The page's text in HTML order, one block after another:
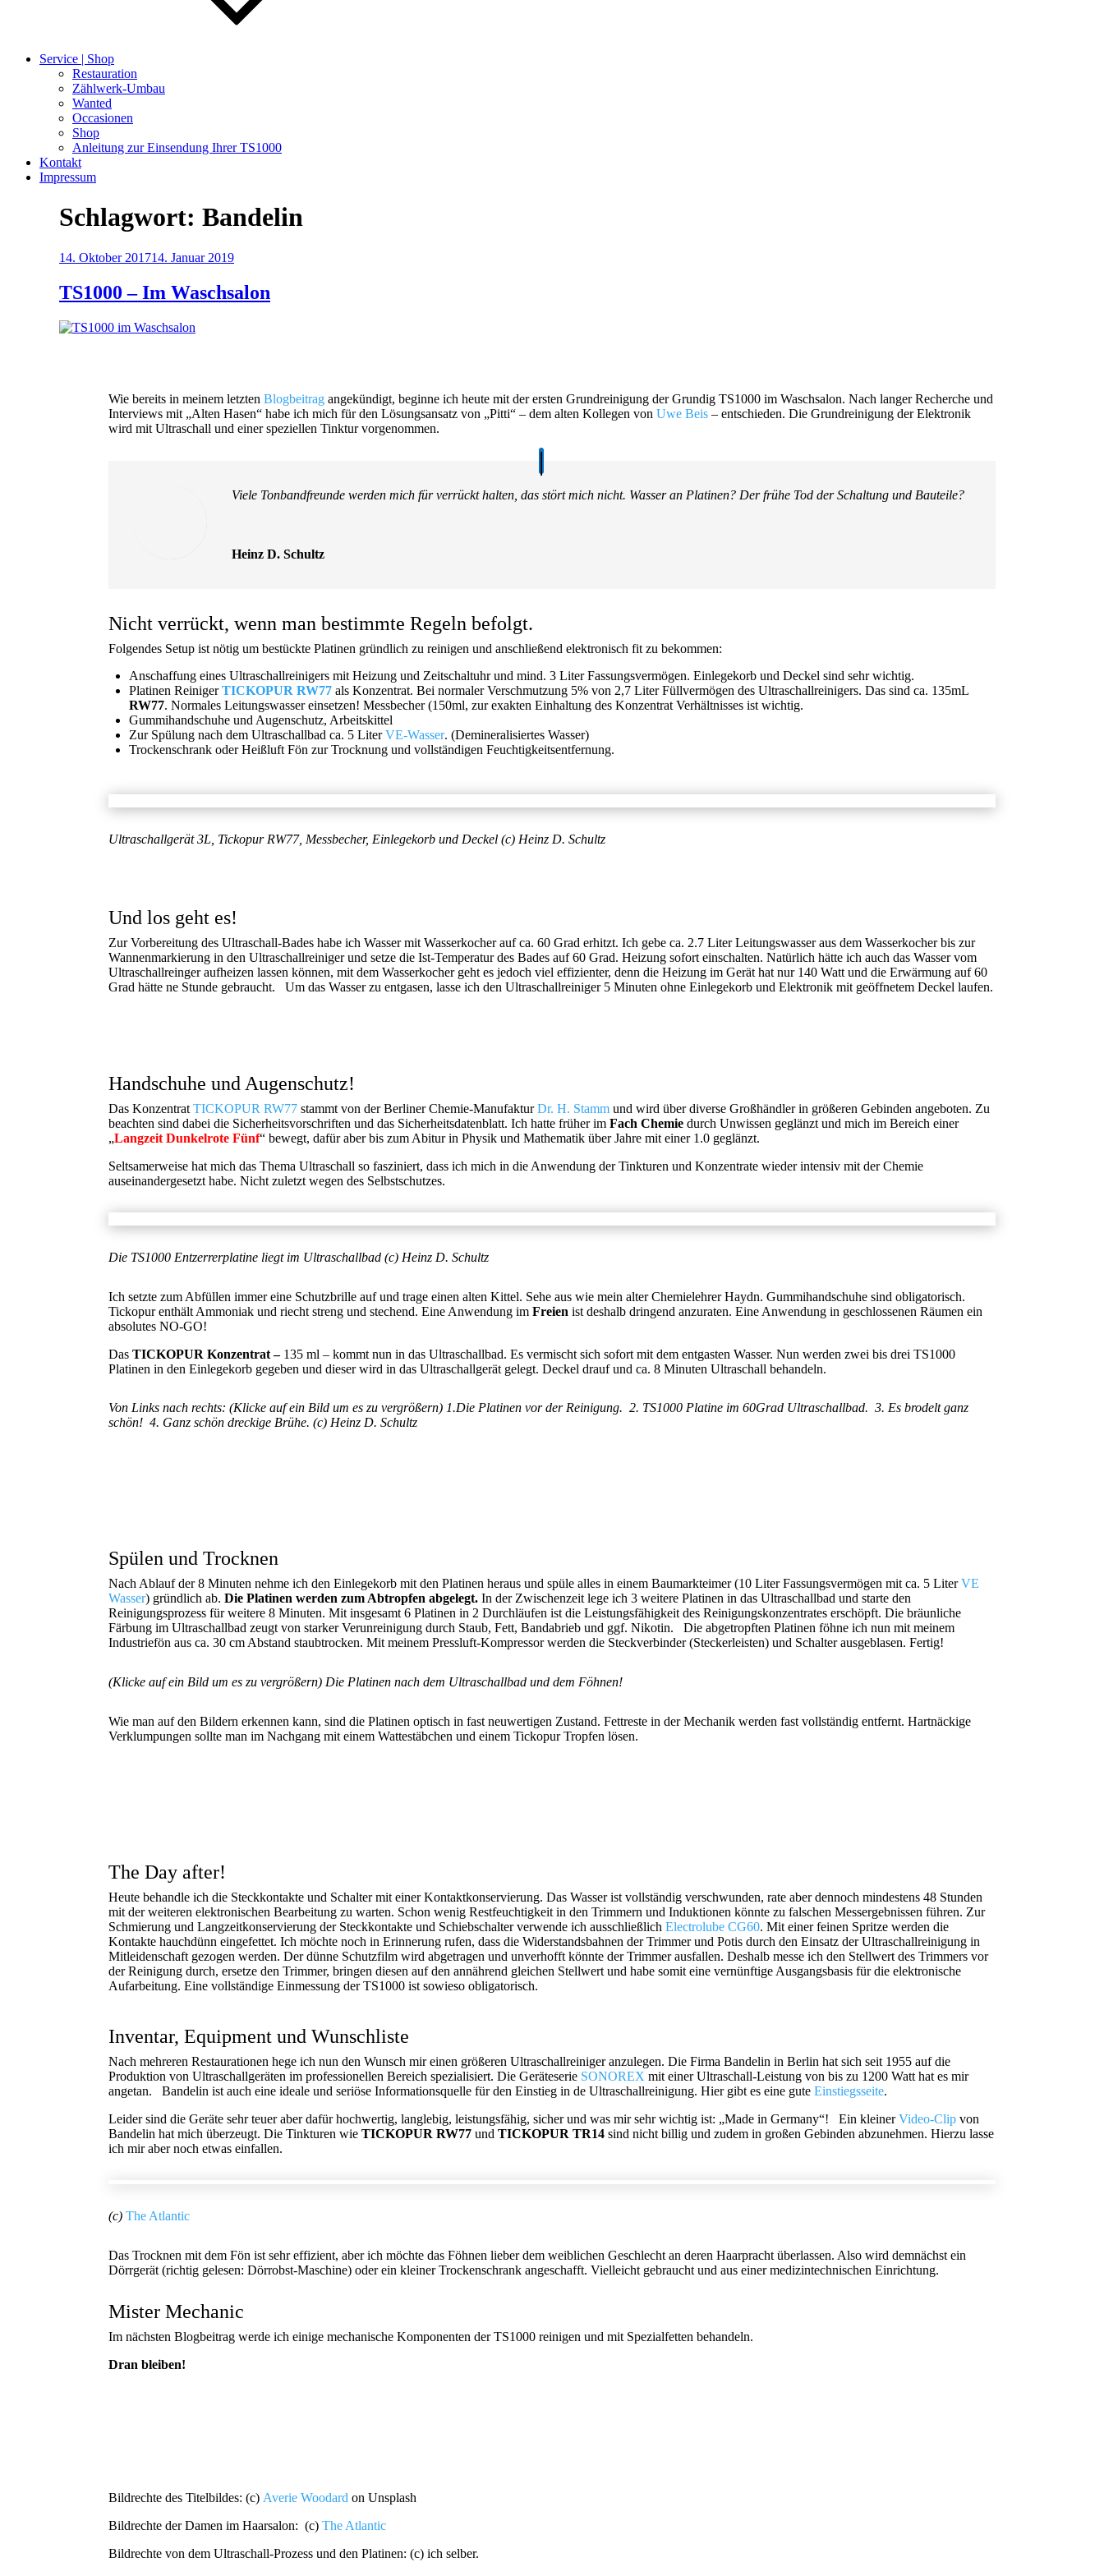
Service | Shop
Restauration
Zählwerk-Umbau
Wanted
Occasionen
Shop
Anleitung zur Einsendung Ihrer TS1000
Kontakt
Impressum
Schlagwort: Bandelin
Veröffentlicht
14. Oktober 201714. Januar 2019
TS1000 – Im Waschsalon
Wie bereits in meinem letzten Blogbeitrag angekündigt, beginne ich heute mit der ersten Grundreinigung der Grundig TS1000 im Waschsalon. Nach langer Recherche und
Interviews mit „Alten Hasen“ habe ich mich für den Lösungsansatz von „Pitti“ – dem alten Kollegen von Uwe Beis – entschieden. Die Grundreinigung der Elektronik
wird mit Ultraschall und einer speziellen Tinktur vorgenommen.
Viele Tonbandfreunde werden mich für verrückt halten, das stört mich nicht. Wasser an Platinen? Der frühe Tod der Schaltung und Bauteile?
Heinz D. Schultz
Nicht verrückt, wenn man bestimmte Regeln befolgt.
Folgendes Setup ist nötig um bestückte Platinen gründlich zu reinigen und anschließend elektronisch fit zu bekommen:
Anschaffung eines Ultraschallreinigers mit Heizung und Zeitschaltuhr und mind. 3 Liter Fassungsvermögen. Einlegekorb und Deckel sind sehr wichtig.
Platinen ReinigerTICKOPUR RW77 als Konzentrat. Bei normaler Verschmutzung 5% von 2,7 Liter Füllvermögen des Ultraschallreinigers. Das sind ca. 135mL
RW77. Normales Leitungswasser einsetzen! Messbecher (150ml, zur exakten Einhaltung des Konzentrat Verhältnisses ist wichtig.
Gummihandschuhe und Augenschutz, Arbeitskittel
Zur Spülung nach dem Ultraschallbad ca. 5 LiterVE-Wasser. (Demineralisiertes Wasser)
Trockenschrank oder Heißluft Fön zur Trocknung und vollständigen Feuchtigkeitsentfernung.
Ultraschallgerät 3L, Tickopur RW77, Messbecher, Einlegekorb und Deckel (c) Heinz D. Schultz
Und los geht es!
Zur Vorbereitung des Ultraschall-Bades habe ich Wasser mit Wasserkocher auf ca. 60 Grad erhitzt. Ich gebe ca. 2.7 Liter Leitungswasser aus dem Wasserkocher bis zur
Wannenmarkierung in den Ultraschallreiniger und setze die Ist-Temperatur des Bades auf 60 Grad. Heizung sofort einschalten. Natürlich hätte ich auch das Wasser vom
Ultraschallreinger aufheizen lassen können, mit dem Wasserkocher geht es jedoch viel effizienter, denn die Heizung im Gerät hat nur 140 Watt und die Erwärmung auf 60
Grad hätte ne Stunde gebraucht. Um das Wasser zu entgasen, lasse ich den Ultraschallreiniger 5 Minuten ohne Einlegekorb und Elektronik mit geöffnetem Deckel laufen.
Handschuhe und Augenschutz!
Das Konzentrat TICKOPUR RW77 stammt von der Berliner Chemie-ManufakturDr. H. Stamm und wird über diverse Großhändler in größeren Gebinden angeboten. Zu
beachten sind dabei die Sicherheitsvorschriften und das Sicherheitsdatenblatt. Ich hatte früher im Fach Chemie durch Unwissen geglänzt und mich im Bereich einer
„Langzeit Dunkelrote Fünf“ bewegt, dafür aber bis zum Abitur in Physik und Mathematik über Jahre mit einer 1.0 geglänzt.
Seltsamerweise hat mich das Thema Ultraschall so fasziniert, dass ich mich in die Anwendung der Tinkturen und Konzentrate wieder intensiv mit der Chemie
auseinandergesetzt habe. Nicht zuletzt wegen des Selbstschutzes.
Die TS1000 Entzerrerplatine liegt im Ultraschallbad (c) Heinz D. Schultz
Ich setzte zum Abfüllen immer eine Schutzbrille auf und trage einen alten Kittel. Sehe aus wie mein alter Chemielehrer Haydn. Gummihandschuhe sind obligatorisch.
Tickopur enthält Ammoniak und riecht streng und stechend. Eine Anwendung im Freien ist deshalb dringend anzuraten. Eine Anwendung in geschlossenen Räumen ein
absolutes NO-GO!
Das TICKOPUR Konzentrat –135 ml – kommt nun in das Ultraschallbad. Es vermischt sich sofort mit dem entgasten Wasser. Nun werden zwei bis drei TS1000
Platinen in den Einlegekorb gegeben und dieser wird in das Ultraschallgerät gelegt. Deckel drauf und ca. 8 Minuten Ultraschall behandeln.
Von Links nach rechts: (Klicke auf ein Bild um es zu vergrößern) 1.Die Platinen vor der Reinigung. 2. TS1000 Platine im 60Grad Ultraschallbad. 3. Es brodelt ganz
schön! 4. Ganz schön dreckige Brühe. (c) Heinz D. Schultz
Spülen und Trocknen
Nach Ablauf der 8 Minuten nehme ich den Einlegekorb mit den Platinen heraus und spüle alles in einem Baumarkteimer (10 Liter Fassungsvermögen mit ca. 5 LiterVE
Wasser) gründlich ab. Die Platinen werden zum Abtropfen abgelegt. In der Zwischenzeit lege ich 3 weitere Platinen in das Ultraschallbad und starte den
Reinigungsprozess für weitere 8 Minuten. Mit insgesamt 6 Platinen in 2 Durchläufen ist die Leistungsfähigkeit des Reinigungskonzentrates erschöpft. Die bräunliche
Färbung im Ultraschallbad zeugt von starker Verunreinigung durch Staub, Fett, Bandabrieb und ggf. Nikotin. Die abgetropften Platinen föhne ich nun mit meinem
Industriefön aus ca. 30 cm Abstand staubtrocken. Mit meinem Pressluft-Kompressor werden die Steckverbinder (Steckerleisten) und Schalter ausgeblasen. Fertig!
(Klicke auf ein Bild um es zu vergrößern) Die Platinen nach dem Ultraschallbad und dem Föhnen!
Wie man auf den Bildern erkennen kann, sind die Platinen optisch in fast neuwertigen Zustand. Fettreste in der Mechanik werden fast vollständig entfernt. Hartnäckige
Verklumpungen sollte man im Nachgang mit einem Wattestäbchen und einem Tickopur Tropfen lösen.
The Day after!
Heute behandle ich die Steckkontakte und Schalter mit einer Kontaktkonservierung. Das Wasser ist vollständig verschwunden, rate aber dennoch mindestens 48 Stunden
mit der weiteren elektronischen Bearbeitung zu warten. Schon wenig Restfeuchtigkeit in den Trimmern und Induktionen könnte zu falschen Messergebnissen führen. Zur
Schmierung und Langzeitkonservierung der Steckkontakte und Schiebschalter verwende ich ausschließlich Electrolube CG60. Mit einer feinen Spritze werden die
Kontakte hauchdünn eingefettet. Ich möchte noch in Erinnerung rufen, dass die Widerstandsbahnen der Trimmer und Potis durch den Einsatz der Ultraschallreinigung in
Mitleidenschaft gezogen werden. Der dünne Schutzfilm wird abgetragen und unverhofft könnte der Trimmer ausfallen. Deshalb messe ich den Stellwert des Trimmers vor
der Reinigung durch, ersetze den Trimmer, bringen diesen auf den annährend gleichen Stellwert und habe somit eine vernünftige Ausgangsbasis für die elektronische
Aufarbeitung. Eine vollständige Einmessung der TS1000 ist sowieso obligatorisch.
Inventar, Equipment und Wunschliste
Nach mehreren Restaurationen hege ich nun den Wunsch mir einen größeren Ultraschallreiniger anzulegen. Die Firma Bandelin in Berlin hat sich seit 1955 auf die
Produktion von Ultraschallgeräten im professionellen Bereich spezialisiert. Die Geräteserie SONOREX mit einer Ultraschall-Leistung von bis zu 1200 Watt hat es mir
angetan. Bandelin ist auch eine ideale und seriöse Informationsquelle für den Einstieg in de Ultraschallreinigung. Hier gibt es eine gute Einstiegsseite.
Leider sind die Geräte sehr teuer aber dafür hochwertig, langlebig, leistungsfähig, sicher und was mir sehr wichtig ist: „Made in Germany“! Ein kleinerVideo-Clip von
Bandelin hat mich überzeugt. Die Tinkturen wie TICKOPUR RW77 und TICKOPUR TR14 sind nicht billig und zudem in großen Gebinden abzunehmen. Hierzu lasse
ich mir aber noch etwas einfallen.
(c) The Atlantic
Das Trocknen mit dem Fön ist sehr effizient, aber ich möchte das Föhnen lieber dem weiblichen Geschlecht an deren Haarpracht überlassen. Also wird demnächst ein
Dörrgerät (richtig gelesen: Dörrobst-Maschine) oder ein kleiner Trockenschrank angeschafft. Vielleicht gebraucht und aus einer medizintechnischen Einrichtung.
Mister Mechanic
Im nächsten Blogbeitrag werde ich einige mechanische Komponenten der TS1000 reinigen und mit Spezialfetten behandeln.
Dran bleiben!
Bildrechte des Titelbildes: (c) Averie Woodard on Unsplash
Bildrechte der Damen im Haarsalon: (c) The Atlantic
Bildrechte von dem Ultraschall-Prozess und den Platinen: (c) ich selber.